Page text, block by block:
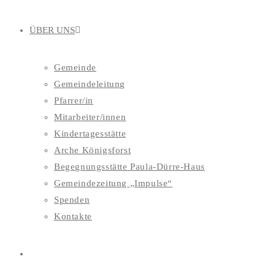
ÜBER UNS
Gemeinde
Gemeindeleitung
Pfarrer/in
Mitarbeiter/innen
Kindertagesstätte
Arche Königsforst
Begegnungsstätte Paula-Dürre-Haus
Gemeindezeitung „Impulse“
Spenden
Kontakte